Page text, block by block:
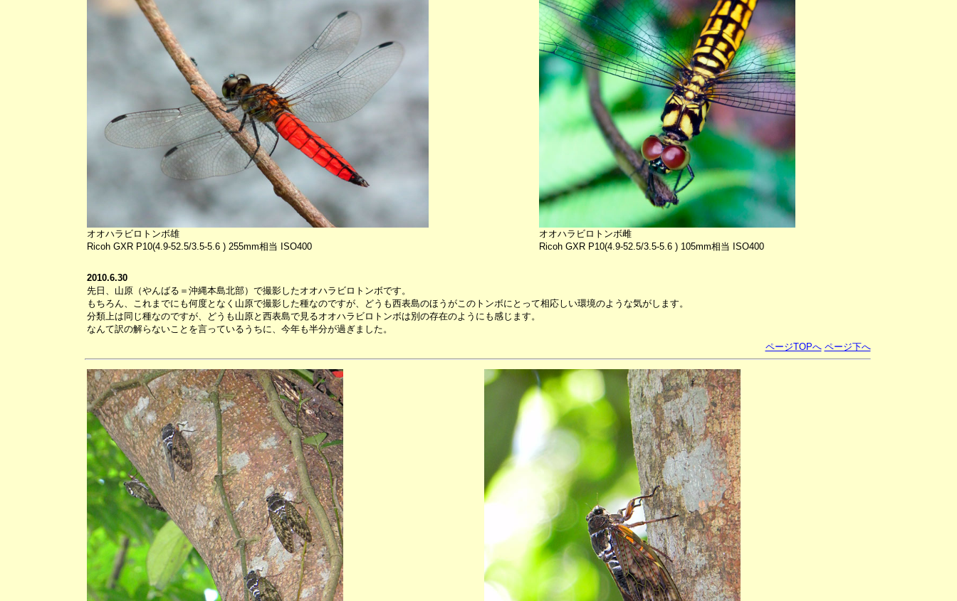
オオハラビロトンボ雄
Ricoh GXR P10(4.9-52.5/3.5-5.6 ) 255mm相当 ISO400
オオハラビロトンボ雌
Ricoh GXR P10(4.9-52.5/3.5-5.6 ) 105mm相当 ISO400
2010.6.30
先日、山原（やんばる＝沖縄本島北部）で撮影したオオハラビロトンボです。
もちろん、これまでにも何度となく山原で撮影した種なのですが、どうも西表島のほうがこのトンボにとって相応しい環境のような気がします。
分類上は同じ種なのですが、どうも山原と西表島で見るオオハラビロトンボは別の存在のようにも感じます。
なんて訳の解らないことを言っているうちに、今年も半分が過ぎました。
ページTOPへ ページ下へ